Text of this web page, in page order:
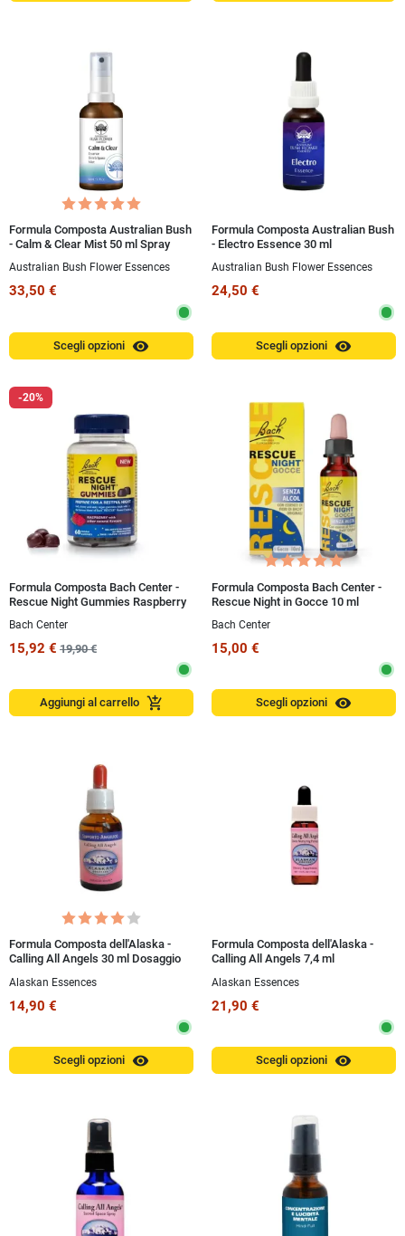
Formula Composta Australian Bush
- Calm & Clear Mist 50 ml Spray
Australian Bush Flower Essences
33,50 €
Scegli opzioni visibility
Formula Composta Australian Bush
- Electro Essence 30 ml
Australian Bush Flower Essences
24,50 €
Scegli opzioni visibility
-20%
Formula Composta Bach Center -
Rescue Night Gummies Raspberry
Bach Center
15,92 € 19,90 €
Aggiungi al carrello add_shopping_cart
Formula Composta Bach Center -
Rescue Night in Gocce 10 ml
Bach Center
15,00 €
Scegli opzioni visibility
Formula Composta dell'Alaska -
Calling All Angels 30 ml Dosaggio
Alaskan Essences
14,90 €
Scegli opzioni visibility
Formula Composta dell'Alaska -
Calling All Angels 7,4 ml
Alaskan Essences
21,90 €
Scegli opzioni visibility